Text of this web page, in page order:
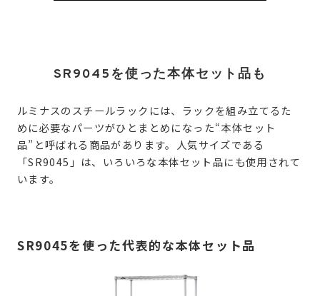
SR9045を使った本体セット品も
ルミナスのスチールラックには、ラックを組み立てるた
めに必要なパーツがひとまとめになった“本体セット
品”と呼ばれる商品があります。人気サイズである
「SR9045」は、いろいろな本体セット品にも使用されて
います。
SR9045を使った代表的な本体セット品